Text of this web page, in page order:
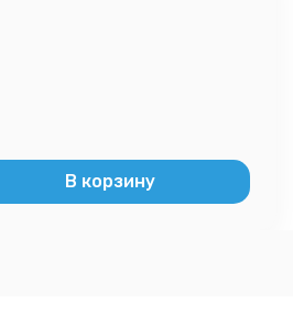
В корзину